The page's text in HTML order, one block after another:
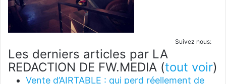
Suivez nous:
Les derniers articles par LA
REDACTION DE FW.MEDIA (tout voir)
Vente d’AIRTABLE : qui perd réellement de